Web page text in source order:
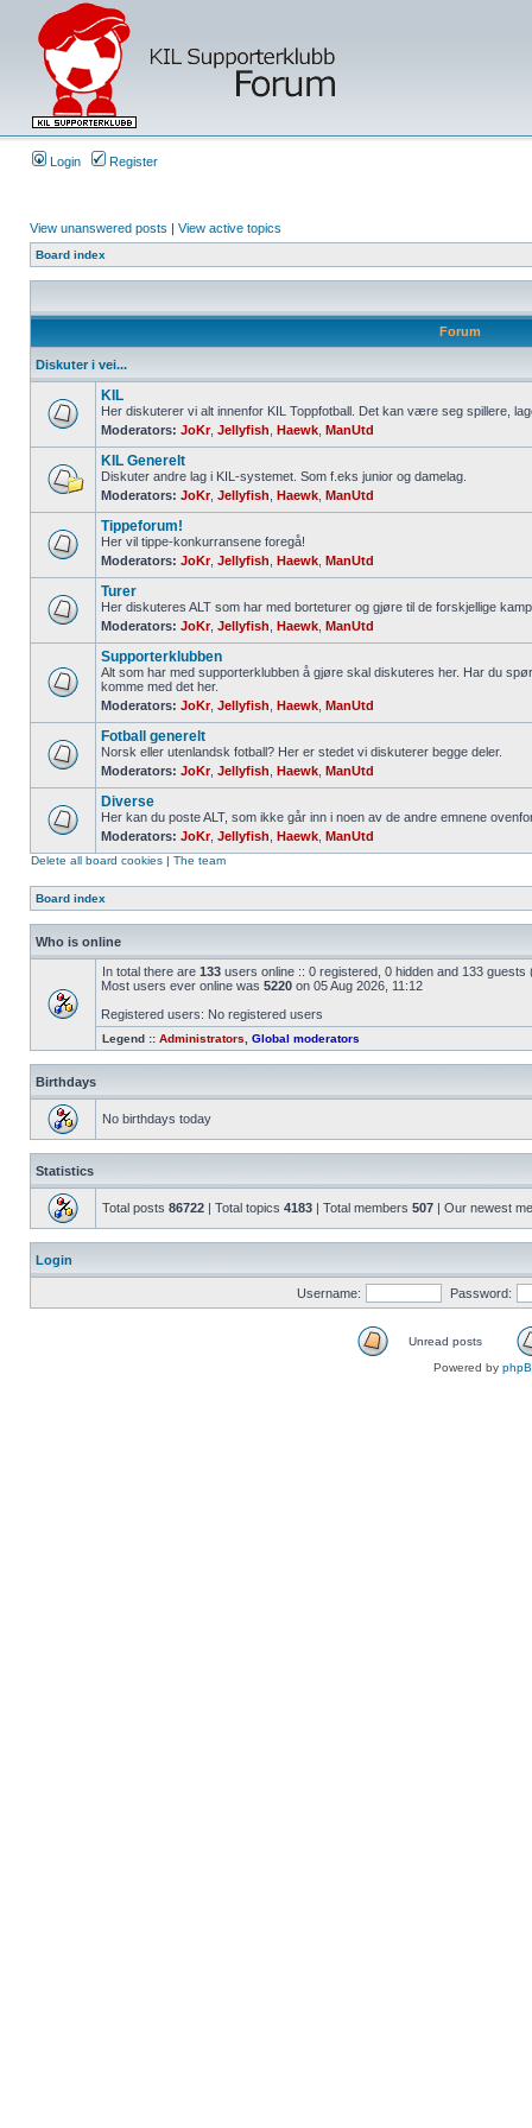
Login Register
View unanswered posts | View active topics
Board index
Forum
Diskuter i vei...
KIL
Her diskuterer vi alt innenfor KIL Toppfotball. Det kan være seg spillere,
Moderators: JoKr, Jellyfish Haewk ManUtd
KIL Generelt
Diskuter andre lag i KIL-systemet. Som f.eks junior og damelag.
Moderators: JoKr, Jellyfish Haewk ManUtd
Tippeforum!
Her vil tippe-konkurransene foregå!
Moderators: JoKr, Jellyfish Haewk ManUtd
Turer
Her diskuteres ALT som har med borteturer og gjøre til de forskjellige
Moderators: JoKr, Jellyfish Haewk ManUtd
Supporterklubben
Alt som har med supporterklubben å gjøre skal diskuteres her. Har du
komme med det her.
Moderators: JoKr, Jellyfish Haewk ManUtd
Fotball generelt
Norsk eller utenlandsk fotball? Her er stedet vi diskuterer begge deler.
Moderators: JoKr, Jellyfish Haewk ManUtd
Diverse
Her kan du poste ALT, som ikke går inn i noen av de andre emnene
Moderators: JoKr, Jellyfish Haewk ManUtd
Delete all board cookies | The team
Board index
Who is online
In total there are 133 users online :: 0 registered, 0 hidden and 133
Most users ever online was 5220 on 05 Aug 2026, 11:12
Registered users: No registered users
Legend :: Administrators Global moderators
Birthdays
No birthdays today
Statistics
Total posts 86722 | Total topics 4183 | Total members 507 | Our newest
Login
Username: Password:
Unread posts
Powered by